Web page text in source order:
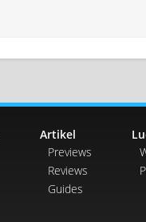
Artikel
Previews
Reviews
Guides